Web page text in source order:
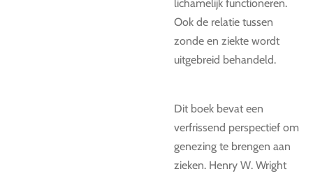
lichamelijk functioneren.
Ook de relatie tussen
zonde en ziekte wordt
uitgebreid behandeld.
Dit boek bevat een
verfrissend perspectief om
genezing te brengen aan
zieken. Henry W. Wright